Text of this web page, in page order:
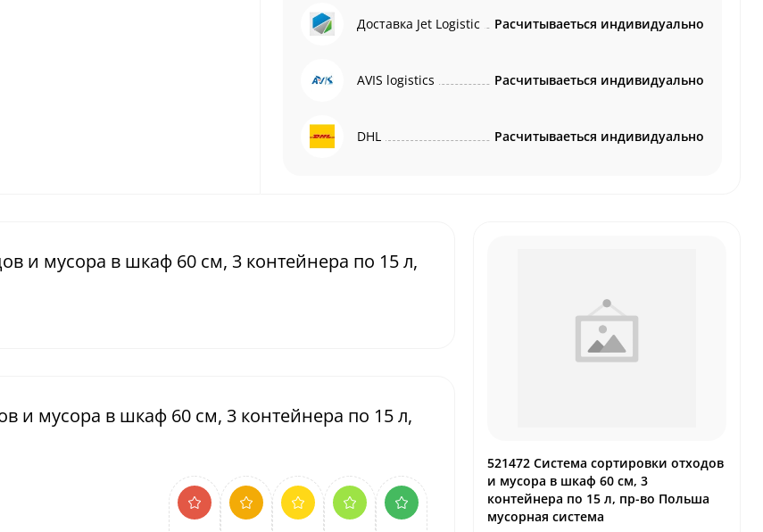
Доставка Jet Logistic Расчитываеться индивидуально
AVIS logistics Расчитываеться индивидуально
DHL Расчитываеться индивидуально
и мусора в шкаф 60 см, 3 контейнера по 15 л,
и мусора в шкаф 60 см, 3 контейнера по 15 л,
521472 Система сортировки отходов
и мусора в шкаф 60 см, 3
контейнера по 15 л, пр-во Польша
мусорная система